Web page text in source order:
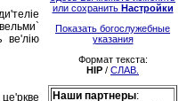
ве'лiю
или сохранить Настройки
Показать богослужебные
указания
Формат текста:
HIP / СЛАВ.
Наши партнеры: